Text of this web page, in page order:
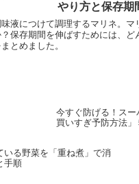
やり方と保存期
液につけて調理するマリネ。マ
保存期間を伸ばすためには、ど
とめました。
今すぐ防げる！ス
買いすぎ予防方法」
いる野菜を「重ね煮」で消
手順